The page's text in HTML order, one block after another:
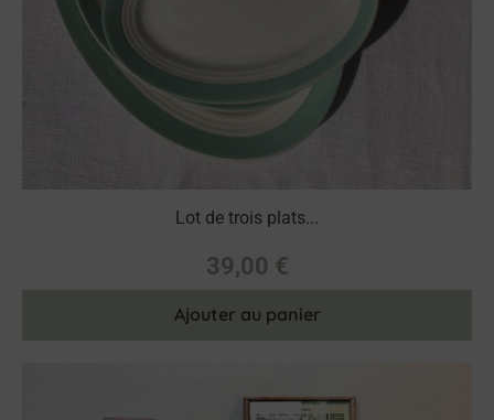
Lot de trois plats...
39,00 €
Ajouter au panier